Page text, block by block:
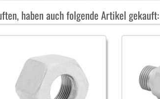
haben auch folgende Artikel gekauft: